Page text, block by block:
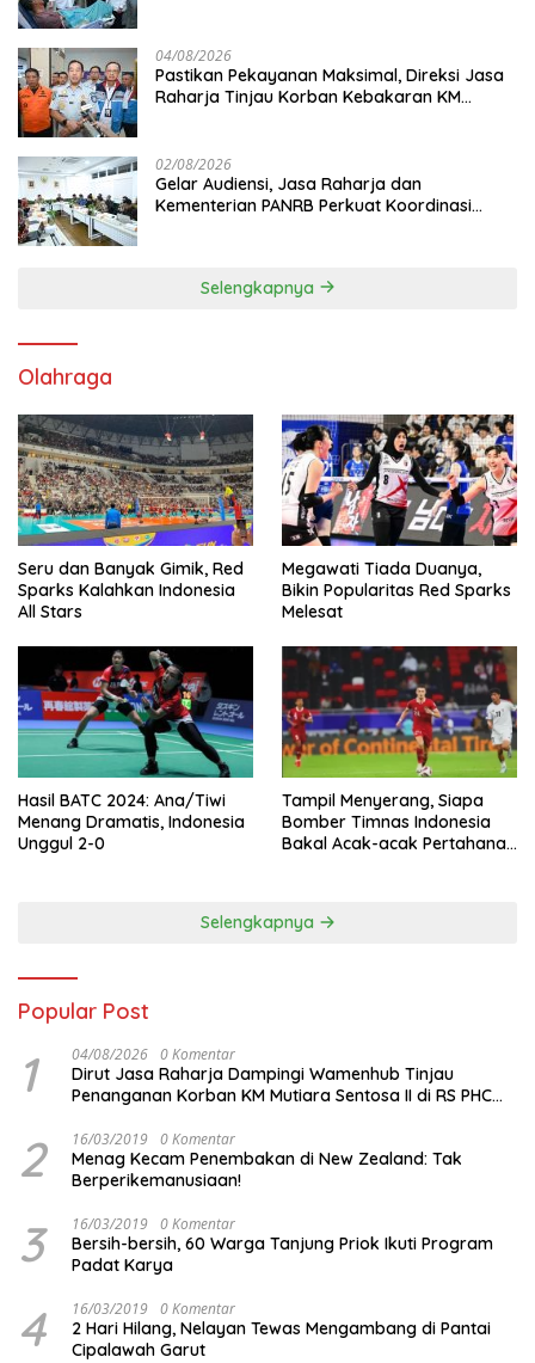
04/08/2026
Pastikan Pekayanan Maksimal, Direksi Jasa
Raharja Tinjau Korban Kebakaran KM
02/08/2026
Gelar Audiensi, Jasa Raharja dan
Kementerian PANRB Perkuat Koordinasi
Selengkapnya
Olahraga
Seru dan Banyak Gimik, Red
Sparks Kalahkan Indonesia
All Stars
Megawati Tiada Duanya,
Bikin Popularitas Red Sparks
Melesat
Hasil BATC 2024: Ana/Tiwi
Menang Dramatis, Indonesia
Unggul 2-0
Tampil Menyerang, Siapa
Bomber Timnas Indonesia
Bakal Acak-acak Pertahanan
Selengkapnya
Popular Post
1 04/08/2026 0 Komentar
Dirut Jasa Raharja Dampingi Wamenhub Tinjau
Penanganan Korban KM Mutiara Sentosa II di RS PHC
2 16/03/2019 0 Komentar
Menag Kecam Penembakan di New Zealand: Tak
Berperikemanusiaan!
3 16/03/2019 0 Komentar
Bersih-bersih, 60 Warga Tanjung Priok Ikuti Program
Padat Karya
4 16/03/2019 0 Komentar
2 Hari Hilang, Nelayan Tewas Mengambang di Pantai
Cipalawah Garut